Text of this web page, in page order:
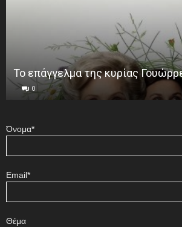
Το επάγγελμα της κυρίας
0
Όνομα*
Email*
Θέμα